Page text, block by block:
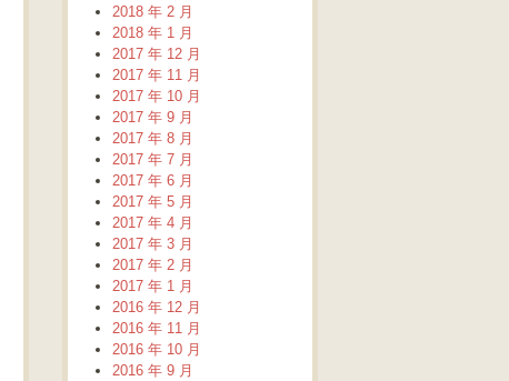
2018 年 2 月
2018 年 1 月
2017 年 12 月
2017 年 11 月
2017 年 10 月
2017 年 9 月
2017 年 8 月
2017 年 7 月
2017 年 6 月
2017 年 5 月
2017 年 4 月
2017 年 3 月
2017 年 2 月
2017 年 1 月
2016 年 12 月
2016 年 11 月
2016 年 10 月
2016 年 9 月